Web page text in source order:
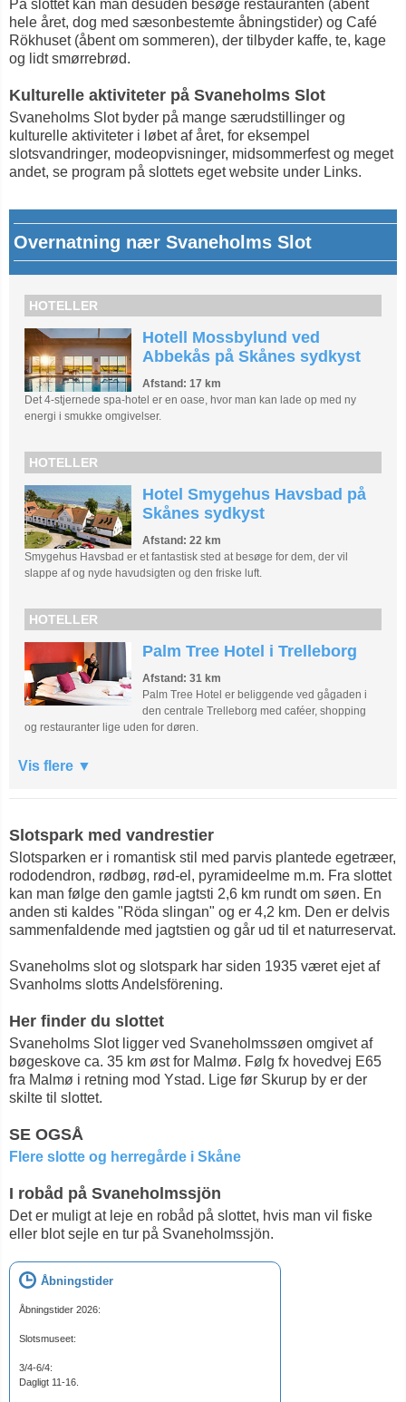
På slottet kan man desuden besøge restauranten (åbent
hele året, dog med sæsonbestemte åbningstider) og Café
Rökhuset (åbent om sommeren), der tilbyder kaffe, te, kage
og lidt smørrebrød.
Kulturelle aktiviteter på Svaneholms Slot
Svaneholms Slot byder på mange særudstillinger og
kulturelle aktiviteter i løbet af året, for eksempel
slotsvandringer, modeopvisninger, midsommerfest og meget
andet, se program på slottets eget website under Links.
Overnatning nær Svaneholms Slot
HOTELLER
Hotell Mossbylund ved
Abbekås på Skånes sydkyst
Afstand: 17 km
Det 4-stjernede spa-hotel er en oase, hvor man kan lade op med ny
energi i smukke omgivelser.
HOTELLER
Hotel Smygehus Havsbad på
Skånes sydkyst
Afstand: 22 km
Smygehus Havsbad er et fantastisk sted at besøge for dem, der vil
slappe af og nyde havudsigten og den friske luft.
HOTELLER
Palm Tree Hotel i Trelleborg
Afstand: 31 km
Palm Tree Hotel er beliggende ved gågaden i
den centrale Trelleborg med caféer, shopping
og restauranter lige uden for døren.
Vis flere
Slotspark med vandrestier
Slotsparken er i romantisk stil med parvis plantede egetræer,
rododendron, rødbøg, rød-el, pyramideelme m.m. Fra slottet
kan man følge den gamle jagtsti 2,6 km rundt om søen. En
anden sti kaldes "Röda slingan" og er 4,2 km. Den er delvis
sammenfaldende med jagtstien og går ud til et naturreservat.
Svaneholms slot og slotspark har siden 1935 været ejet af
Svanholms slotts Andelsförening.
Her finder du slottet
Svaneholms Slot ligger ved Svaneholmssøen omgivet af
bøgeskove ca. 35 km øst for Malmø. Følg fx hovedvej E65
fra Malmø i retning mod Ystad. Lige før Skurup by er der
skilte til slottet.
SE OGSÅ
Flere slotte og herregårde i Skåne
I robåd på Svaneholmssjön
Det er muligt at leje en robåd på slottet, hvis man vil fiske
eller blot sejle en tur på Svaneholmssjön.
Åbningstider
Åbningstider 2026:
Slotsmuseet:
3/4-6/4:
Dagligt 11-16.